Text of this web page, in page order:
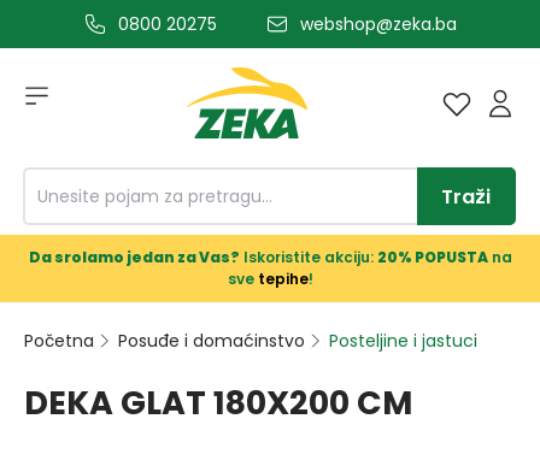
glavni sadržaj0800 20275 webshop@zeka.ba
Traži
Da srolamo jedan za Vas? Iskoristite akciju: 20% POPUSTAna
sve tepihe!
Početna Posuđe i domaćinstvo Posteljine i jastuci
DEKA GLAT 180X200 CM